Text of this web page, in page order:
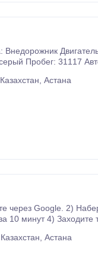
Казахстан, Астана
Казахстан, Астана